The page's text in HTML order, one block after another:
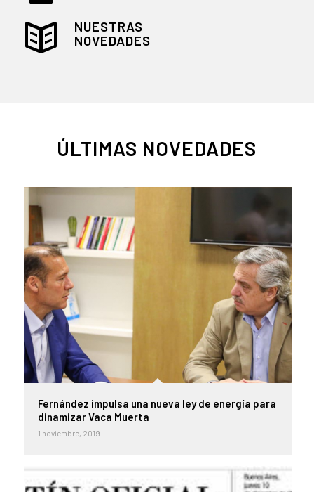
NUESTRAS
NOVEDADES
ÚLTIMAS NOVEDADES
Fernández impulsa una nueva ley de energía para
dinamizar Vaca Muerta
1 noviembre, 2019